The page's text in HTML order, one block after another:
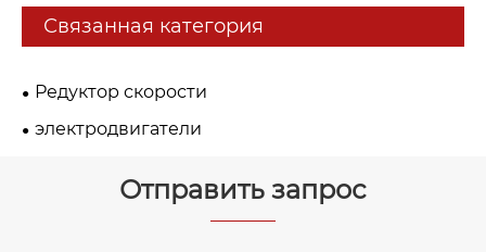
Связанная категория
Редуктор скорости
электродвигатели
Отправить запрос